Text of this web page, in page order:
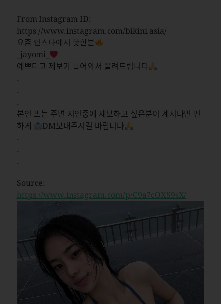
From Instagram ID:
https://www.instagram.com/bikini.asia/
요즘 인스타에서 핫한분
_jayomi_
예쁘다고 제보가 들어와서 올려드립니다
.
.
.
본인 또는 주변 지인중에 제보하고 싶은분이 계시다면 편
하게
DM보내주시길 바랍니다
.
.
.
Source:
https://www.instagram.com/p/C9a7cOXS9sX/